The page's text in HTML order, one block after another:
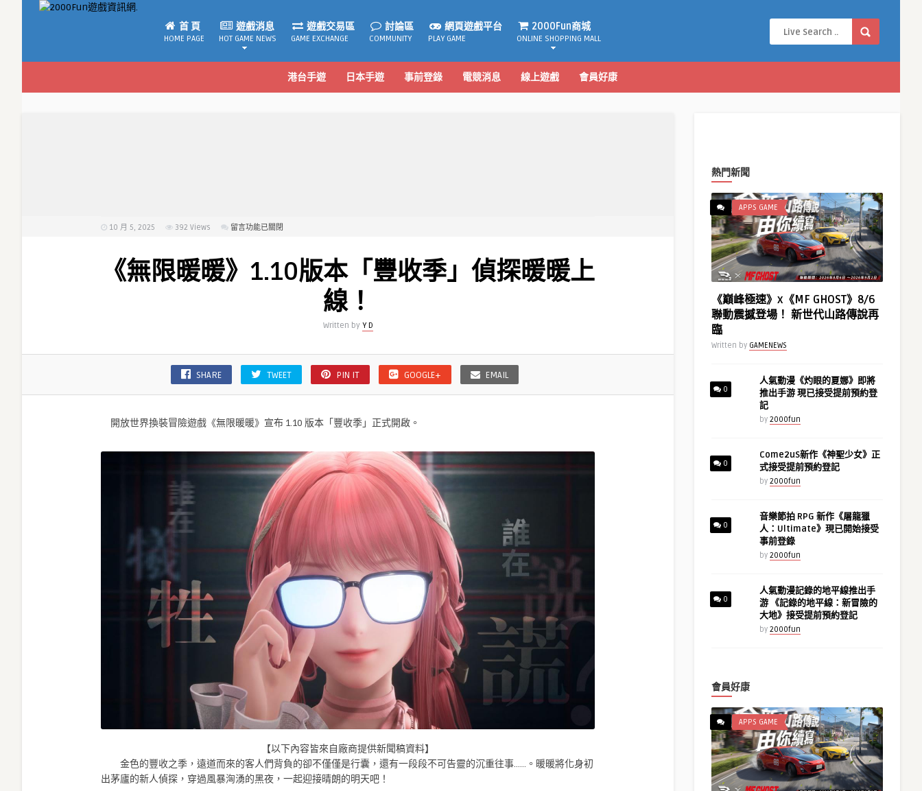
首 頁
HOME PAGE
遊戲消息
HOT GAME NEWS
遊戲交易區
GAME EXCHANGE
討論區
COMMUNITY
網頁遊戲平台
PLAY GAME
2000Fun商城
ONLINE SHOPPING MALL
港台手遊 日本手遊 事前登錄 電競消息 線上遊戲 會員好康
10 月 5, 2025 392 Views
在
限
暖
收
偵
暖
上
線！〉
留言功能已關閉
《無限暖暖》1.10版本「豐收季」偵探暖暖上
線！
Written by Y D
SHARE TWEET PIN IT GOOGLE+ EMAIL
開放世界換裝冒險遊戲《無限暖暖》宣布 1.10 版本「豐收季」正式開啟。
【以下內容皆來自廠商提供新聞稿資料】
金色的豐收之季，遠道而來的客人們背負的卻不僅僅是行囊，還有一段段不可告靈的沉重往事……。暖暖將化身初
出茅廬的新人偵探，穿過風暴洶湧的黑夜，一起迎接晴朗的明天吧！
熱門新聞
APPS GAME
《巔峰極速》x《MF GHOST》8/6
聯動震撼登場！ 新世代山路傳說再
臨
Written by GAMENEWS
0
人氣動漫《灼眼的夏娜》即將
推出手游 現已接受提前預約登
記
by 2000fun
0
Come2uS新作《神聖少女》正
式接受提前預約登記
by 2000fun
0
音樂節拍 RPG 新作《屠龍獵
人：Ultimate》現已開始接受
事前登錄
by 2000fun
0
人氣動漫記錄的地平線推出手
游 《記錄的地平線：新冒險的
大地》接受提前預約登記
by 2000fun
會員好康
APPS GAME